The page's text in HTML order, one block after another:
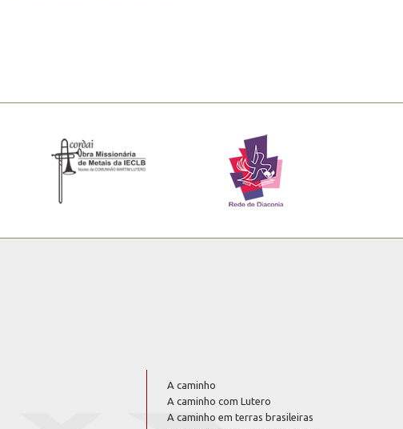
A caminho
A caminho com Lutero
A caminho em terras brasileiras